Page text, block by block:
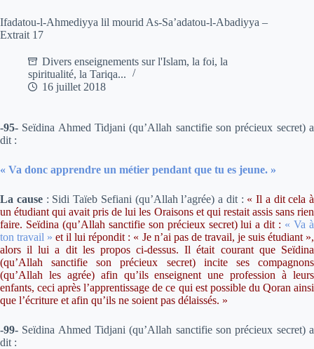
Ifadatou-l-Ahmediyya lil mourid As-Sa’adatou-l-Abadiyya –
Extrait 17
Divers enseignements sur l'Islam, la foi, la
spiritualité, la Tariqa...
16 juillet 2018
-95- Seïdina Ahmed Tidjani (qu’Allah sanctifie son précieux secret) a
dit :
« Va donc apprendre un métier pendant que tu es jeune. »
La cause: Sidi Taïeb Sefiani (qu’Allah l’agrée) a dit : « Il a dit cela à
un étudiant qui avait pris de lui les Oraisons et qui restait assis sans rien
faire. Seïdina (qu’Allah sanctifie son précieux secret) lui a dit : « Va à
ton travail » et il lui répondit : « Je n’ai pas de travail, je suis étudiant »,
alors il lui a dit les propos ci-dessus. Il était courant que Seïdina
(qu’Allah sanctifie son précieux secret) incite ses compagnons
(qu’Allah les agrée) afin qu’ils enseignent une profession à leurs
enfants, ceci après l’apprentissage de ce qui est possible du Qoran ainsi
que l’écriture et afin qu’ils ne soient pas délaissés. »
-99- Seïdina Ahmed Tidjani (qu’Allah sanctifie son précieux secret) a
dit :